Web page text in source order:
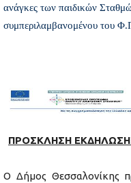
ανάγκες των παιδικών
συμπεριλαμβανομένου του
ΠΡΟΣΚΛΗΣΗ
Ο Δήμος Θεσσαλονίκης